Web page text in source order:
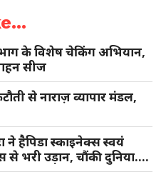
के विशेष चेकिंग अभियान,
सीज
से नाराज़ व्यापार मंडल,
ने हैपिडा स्काइनेक्स स्वयं
से भरी उड़ान, चौंकी दुनिया….